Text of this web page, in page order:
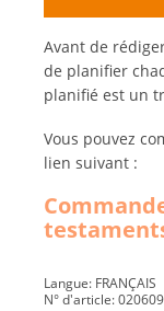
Avant de
de planifier
planifié est un
Vous pouvez
lien suivant :
Langue: FRANÇAIS
N° d'article: